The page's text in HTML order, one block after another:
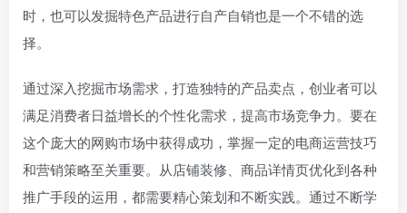
时，也可以发掘特色产品进行自产自销也是一个不错的选
择。
通过深入挖掘市场需求，打造独特的产品卖点，创业者可以
满足消费者日益增长的个性化需求，提高市场竞争力。要在
这个庞大的网购市场中获得成功，掌握一定的电商运营技巧
和营销策略至关重要。从店铺装修、商品详情页优化到各种
推广手段的运用，都需要精心策划和不断实践。通过不断学